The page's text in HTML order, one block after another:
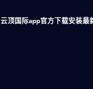
云顶国际app官方下载安装最